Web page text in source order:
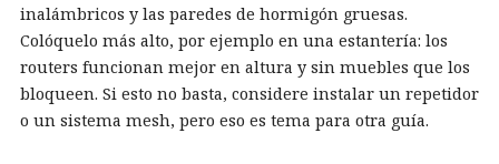
inalámbricos y las paredes de hormigón gruesas.
Colóquelo más alto, por ejemplo en una estantería: los
routers funcionan mejor en altura y sin muebles que los
bloqueen. Si esto no basta, considere instalar un repetidor
o un sistema mesh, pero eso es tema para otra guía.